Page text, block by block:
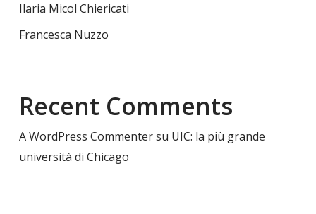
Ilaria Micol Chiericati
Francesca Nuzzo
Recent Comments
A WordPress Commentersu UIC: la più grande
università di Chicago